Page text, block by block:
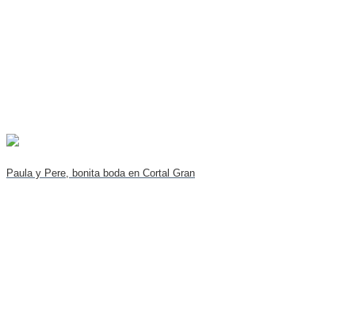
Paula y Pere, bonita boda en Cortal Gran